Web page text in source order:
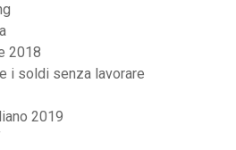
2018
i soldi senza lavorare
2019